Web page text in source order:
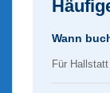
Wann
Für